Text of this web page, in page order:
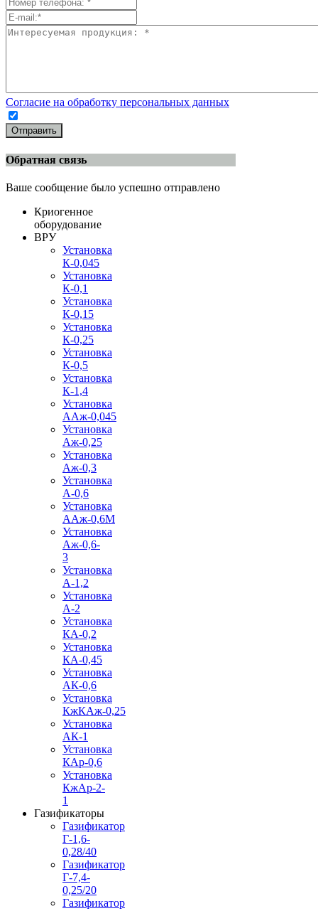
Согласие на обработку персональных данных
Отправить
Обратная связь
Ваше сообщение было успешно отправлено
Криогенное
оборудование
ВРУ
Установка
К-0,045
Установка
К-0,1
Установка
К-0,15
Установка
К-0,25
Установка
К-0,5
Установка
К-1,4
Установка
ААж-0,045
Установка
Аж-0,25
Установка
Аж-0,3
Установка
А-0,6
Установка
ААж-0,6М
Установка
Аж-0,6-
3
Установка
А-1,2
Установка
А-2
Установка
КА-0,2
Установка
КА-0,45
Установка
АК-0,6
Установка
КжКАж-0,25
Установка
АК-1
Установка
КАр-0,6
Установка
КжАр-2-
1
Газификаторы
Газификатор
Г-1,6-
0,28/40
Газификатор
Г-7,4-
0,25/20
Газификатор